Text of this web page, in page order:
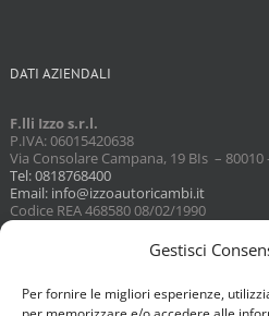
Gestisci
Per fornire le migliori esperienze,
DATI AZIENDALI
F.lli Izzo s.r.l.
P.IVA: 06015420638
Via Consolare Campana, 19 BIs –
Tel: 0818768400
Email: info@izzoautoricambi.it
Codice REA 468580 08/02/1990
Capitale sociale 3098,74